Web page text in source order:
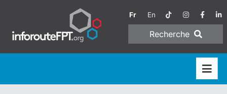
Fr En
Recherche